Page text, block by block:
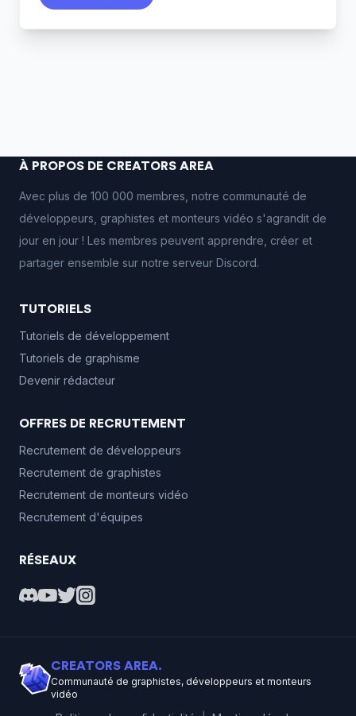
À PROPOS DE CREATORS AREA
Avec plus de 100 000 membres, notre communauté de
développeurs, graphistes et monteurs vidéo s'agrandit de
jour en jour ! Les membres peuvent apprendre, créer et
partager ensemble sur notre serveur Discord.
TUTORIELS
Tutoriels de développement
Tutoriels de graphisme
Devenir rédacteur
OFFRES DE RECRUTEMENT
Recrutement de développeurs
Recrutement de graphistes
Recrutement de monteurs vidéo
Recrutement d'équipes
RÉSEAUX
CREATORS AREA.
Communauté de graphistes, développeurs et monteurs
vidéo